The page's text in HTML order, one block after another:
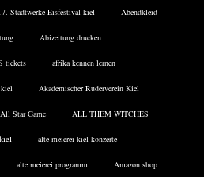
Stadtwerke Eisfestival kiel Abendkleid
Abizeitung drucken
tickets afrika kennen lernen
kiel Akademischer Ruderverein Kiel
All Star Game ALL THEM WITCHES
alte meierei kiel konzerte
alte meierei programm Amazon shop